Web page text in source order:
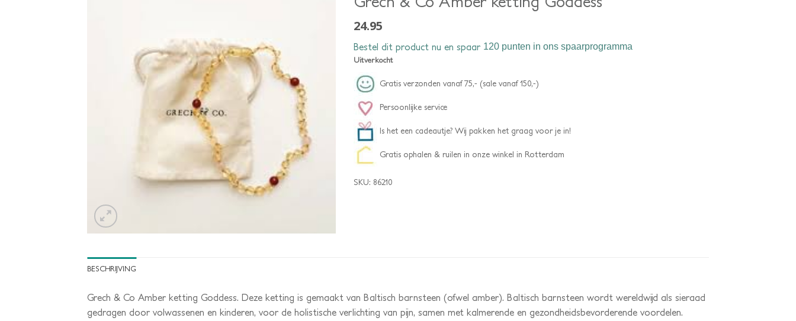
24.95
Bestel dit product nu en spaar 120 punten in ons spaarprogramma
Uitverkocht
Gratis verzonden vanaf 75,- (sale vanaf 150,-)
Persoonlijke service
Is het een cadeautje? Wij pakken het graag voor je in!
Gratis ophalen & ruilen in onze winkel in Rotterdam
SKU: 86210
BESCHRIJVING
Grech & Co Amber ketting Goddess. Deze ketting is gemaakt van Baltisch barnsteen (ofwel amber). Baltisch barnsteen wordt wereldwijd als sieraad
gedragen door volwassenen en kinderen, voor de holistische verlichting van pijn, samen met kalmerende en gezondheidsbevorderende voordelen.